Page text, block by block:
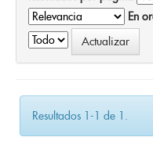
En
Resultados 1-1 de 1.